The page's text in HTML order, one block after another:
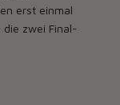
erst einmal
zwei Final-